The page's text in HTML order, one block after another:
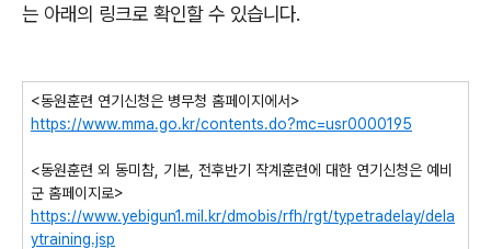
는 아래의 링크로 확인할 수 있습니다.
<동원훈련 연기신청은 병무청 홈페이지에서>
https://www.mma.go.kr/contents.do?mc=usr0000195
<동원훈련 외 동미참 기본 전후반기 작계훈련에 대한 연기신청은 예비
군 홈페이지로>
https://www.yebigun1.mil.kr/dmobis/rfh/rgt/typetradelay/dela
ytraining.jsp